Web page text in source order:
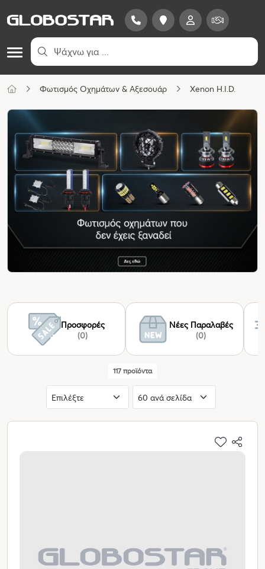
Φωτισμός Οχημάτων & Αξεσουάρ Xenon H.I.D.
Προσφορές
(0)
Νέες Παραλαβές
(0)
117 προϊόντα